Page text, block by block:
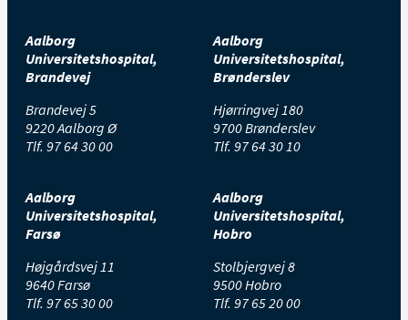
Aalborg
Universitetshospital,
Brandevej
Brandevej 5
9220 Aalborg Ø
Tlf. 97 64 30 00
Aalborg
Universitetshospital,
Brønderslev
Hjørringvej 180
9700 Brønderslev
Tlf. 97 64 30 10
Aalborg
Universitetshospital,
Farsø
Højgårdsvej 11
9640 Farsø
Tlf. 97 65 30 00
Aalborg
Universitetshospital,
Hobro
Stolbjergvej 8
9500 Hobro
Tlf. 97 65 20 00